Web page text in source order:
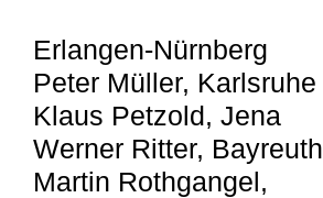
Erlangen-Nürnberg
Peter Müller, Karlsruhe
Klaus Petzold, Jena
Werner Ritter, Bayreuth
Martin Rothgangel,